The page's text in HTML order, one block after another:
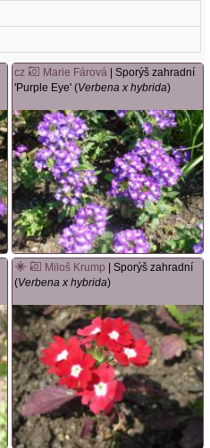
cz Marie Fárová | Sporýš zahradní
'Purple Eye' (Verbena x hybrida)
Miloš Krump | Sporýš zahradní
(Verbena x hybrida)